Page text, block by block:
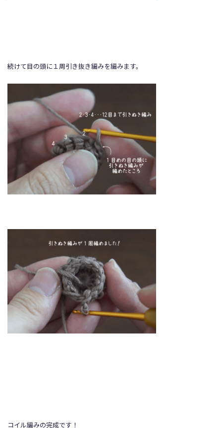
続けて目の頭に１周引き抜き編みを編みます。
コイル編みの完成です！